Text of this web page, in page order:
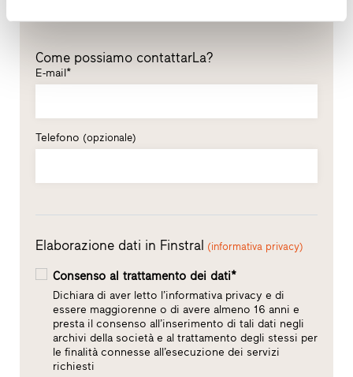
Come possiamo contattarLa?
E-mail*
Telefono (opzionale)
Elaborazione dati in Finstral (informativa privacy)
Consenso al trattamento dei dati*
Dichiara di aver letto l’informativa privacy e di
essere maggiorenne o di avere almeno 16 anni e
presta il consenso all’inserimento di tali dati negli
archivi della società e al trattamento degli stessi per
le finalità connesse all’esecuzione dei servizi
richiesti